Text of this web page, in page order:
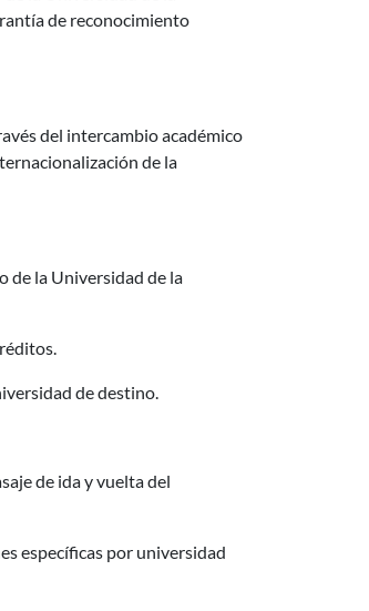
de reconocimiento
del intercambio académico
de la
de la Universidad de la
de destino.
de ida y vuelta del
específicas por universidad